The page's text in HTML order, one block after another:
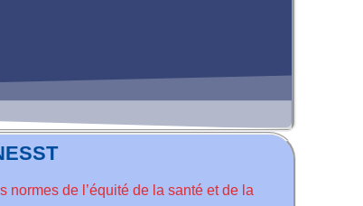
normes de l’équité de la santé et de la